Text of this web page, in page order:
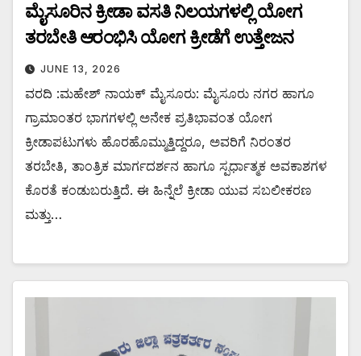
ಮೈಸೂರಿನ ಕ್ರೀಡಾ ವಸತಿ ನಿಲಯಗಳಲ್ಲಿ ಯೋಗ
ತರಬೇತಿ ಆರಂಭಿಸಿ ಯೋಗ ಕ್ರೀಡೆಗೆ ಉತ್ತೇಜನ
JUNE 13, 2026
ವರದಿ :ಮಹೇಶ್ ನಾಯಕ್ ಮೈಸೂರು: ಮೈಸೂರು ನಗರ ಹಾಗೂ
ಗ್ರಾಮಾಂತರ ಭಾಗಗಳಲ್ಲಿ ಅನೇಕ ಪ್ರತಿಭಾವಂತ ಯೋಗ
ಕ್ರೀಡಾಪಟುಗಳು ಹೊರಹೊಮ್ಮುತ್ತಿದ್ದರೂ, ಅವರಿಗೆ ನಿರಂತರ
ತರಬೇತಿ, ತಾಂತ್ರಿಕ ಮಾರ್ಗದರ್ಶನ ಹಾಗೂ ಸ್ಪರ್ಧಾತ್ಮಕ ಅವಕಾಶಗಳ
ಕೊರತೆ ಕಂಡುಬರುತ್ತಿದೆ. ಈ ಹಿನ್ನೆಲೆ ಕ್ರೀಡಾ ಯುವ ಸಬಲೀಕರಣ
ಮತ್ತು…